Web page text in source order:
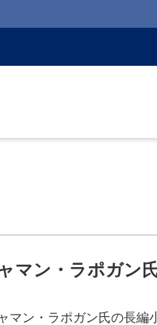
マン・ラポガン
マン・ラポガン氏の長編